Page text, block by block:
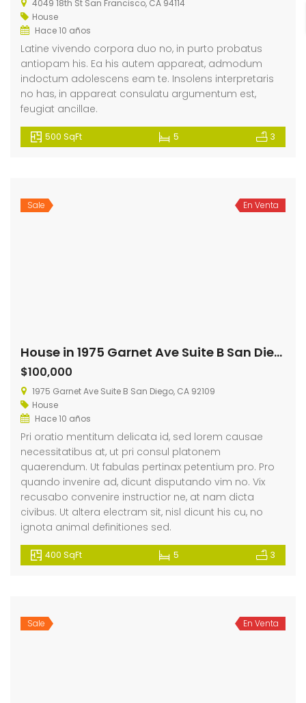
4049 18th St San Francisco, CA 94114
House
Hace 10 años
Latine vivendo corpora duo no, in purto probatus
antiopam his. Ea his autem appareat, admodum
indoctum adolescens eam te. Insolens interpretaris
no has, in appareat consulatu argumentum est,
feugiat ancillae.
500 SqFt 5 3
Sale En Venta
House in 1975 Garnet Ave Suite B San Diego
$100,000
1975 Garnet Ave Suite B San Diego, CA 92109
House
Hace 10 años
Pri oratio mentitum delicata id, sed lorem causae
necessitatibus at, ut pri consul platonem
quaerendum. Ut fabulas pertinax petentium pro. Pro
quando invenire ad, dicunt disputando vim no. Vix
recusabo convenire instructior ne, at nam dicta
civibus. Ut altera electram sit, nisl dicunt his cu, no
ignota animal definitiones sed.
400 SqFt 5 3
Sale En Venta